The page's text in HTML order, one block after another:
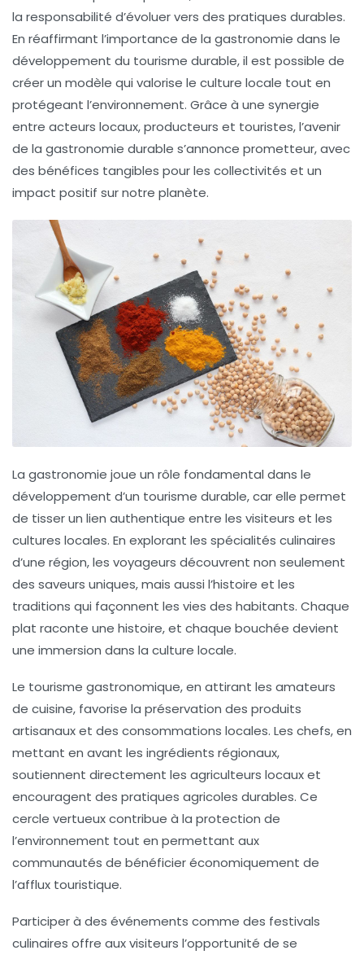
la responsabilité d’évoluer vers des pratiques durables.
En réaffirmant l’importance de la gastronomie dans le
développement du tourisme durable, il est possible de
créer un modèle qui valorise le culture locale tout en
protégeant l’environnement. Grâce à une synergie
entre acteurs locaux, producteurs et touristes, l’avenir
de la gastronomie durable s’annonce prometteur, avec
des bénéfices tangibles pour les collectivités et un
impact positif sur notre planète.
La gastronomie joue un rôle fondamental dans le
développement d’un tourisme durable, car elle permet
de tisser un lien authentique entre les visiteurs et les
cultures locales. En explorant les spécialités culinaires
d’une région, les voyageurs découvrent non seulement
des saveurs uniques, mais aussi l’histoire et les
traditions qui façonnent les vies des habitants. Chaque
plat raconte une histoire, et chaque bouchée devient
une immersion dans la culture locale.
Le tourisme gastronomique, en attirant les amateurs
de cuisine, favorise la préservation des produits
artisanauxet des consommations locales. Les chefs, en
mettant en avant les ingrédients régionaux,
soutiennent directement les agriculteurs locauxet
encouragent des pratiques agricoles durables. Ce
cercle vertueux contribue à la protection de
l’environnement tout en permettant aux
communautés de bénéficier économiquement de
l’afflux touristique.
Participer à des événements comme des festivals
culinaires offre aux visiteurs l’opportunité de se